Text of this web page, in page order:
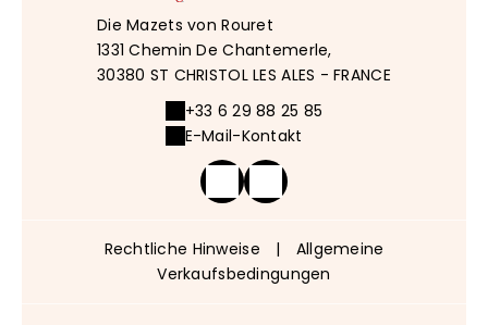
Die Mazets von Rouret
1331 Chemin De Chantemerle,
30380 ST CHRISTOL LES ALES - FRANCE
+33 6 29 88 25 85
E-Mail-Kontakt
Rechtliche Hinweise |
Allgemeine
Verkaufsbedingungen